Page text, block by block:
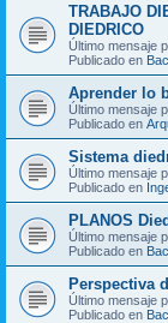
TRABAJO
DIEDRICO
Último mensaje
Publicado en
Aprender lo
Último mensaje
Publicado en
Sistema
Último mensaje
Publicado en
PLANOS
Último mensaje
Publicado en
Perspectiva
Último mensaje
Publicado en